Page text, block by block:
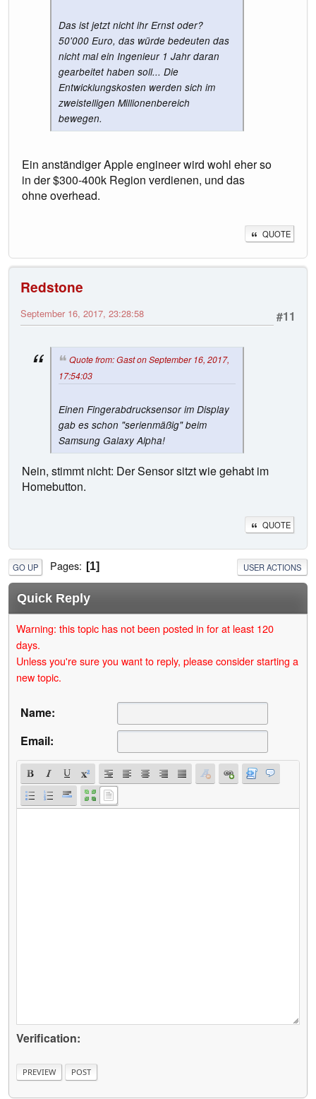
Das ist jetzt nicht ihr Ernst oder?
50'000 Euro, das würde bedeuten das
nicht mal ein Ingenieur 1 Jahr daran
gearbeitet haben soll... Die
Entwicklungskosten werden sich im
zweistelligen Millionenbereich
bewegen.
Ein anständiger Apple engineer wird wohl eher so
in der $300-400k Region verdienen, und das
ohne overhead.
QUOTE
Redstone
#11
September 16, 2017, 23:28:58
Quote from: Gast on September 16, 2017,
17:54:03
Einen Fingerabdrucksensor im Display
gab es schon "serienmäßig" beim
Samsung Galaxy Alpha!
Nein, stimmt nicht: Der Sensor sitzt wie gehabt im
Homebutton.
QUOTE
GO UP Pages 1 USER ACTIONS
Quick Reply
Warning: this topic has not been posted in for at least 120
days.
Unless you're sure you want to reply, please consider starting a
new topic.
Name:
Email:
Verification: